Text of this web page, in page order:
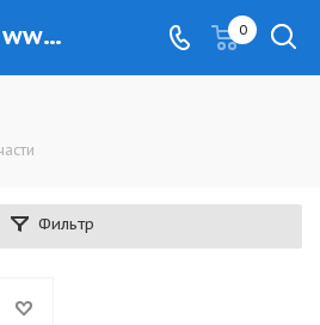
Коллектор - www.kovrovec.ru 0
Фильтр